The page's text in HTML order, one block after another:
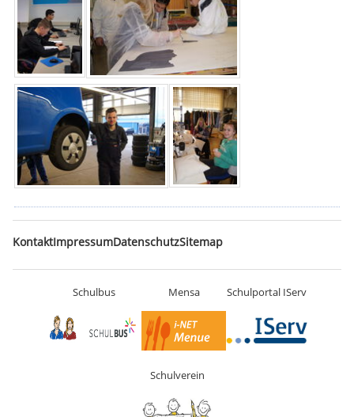
überspringen
KontaktImpressumDatenschutzSitemap
Schulbus Mensa Schulportal IServ
Schulverein